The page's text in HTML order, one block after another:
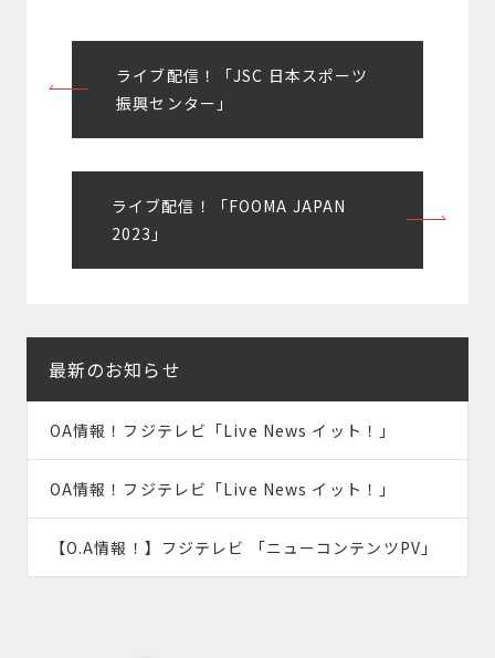
稿
ナ
ビ
ー
ョ
ン
ライブ配信！「JSC 日本スポーツ
振興センター」
ライブ配信！「FOOMA JAPAN
2023」
最新のお知らせ
OA情報！フジテレビ「Live News イット！」
OA情報！フジテレビ「Live News イット！」
【O.A情報！】フジテレビ 「ニューコンテンツPV」